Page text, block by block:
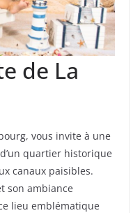
de La
vous invite à une
quartier historique
canaux paisibles.
son ambiance
lieu emblématique